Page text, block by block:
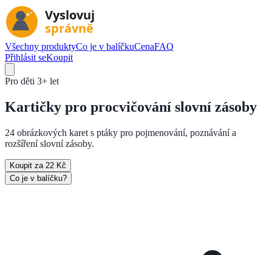
Všechny produktyCo je v balíčkuCenaFAQ
Přihlásit seKoupit
Pro děti 3+ let
Kartičky pro procvičování slovní zásoby
24 obrázkových karet s ptáky pro pojmenování, poznávání a
rozšíření slovní zásoby.
Koupit za 22 Kč
Co je v balíčku?